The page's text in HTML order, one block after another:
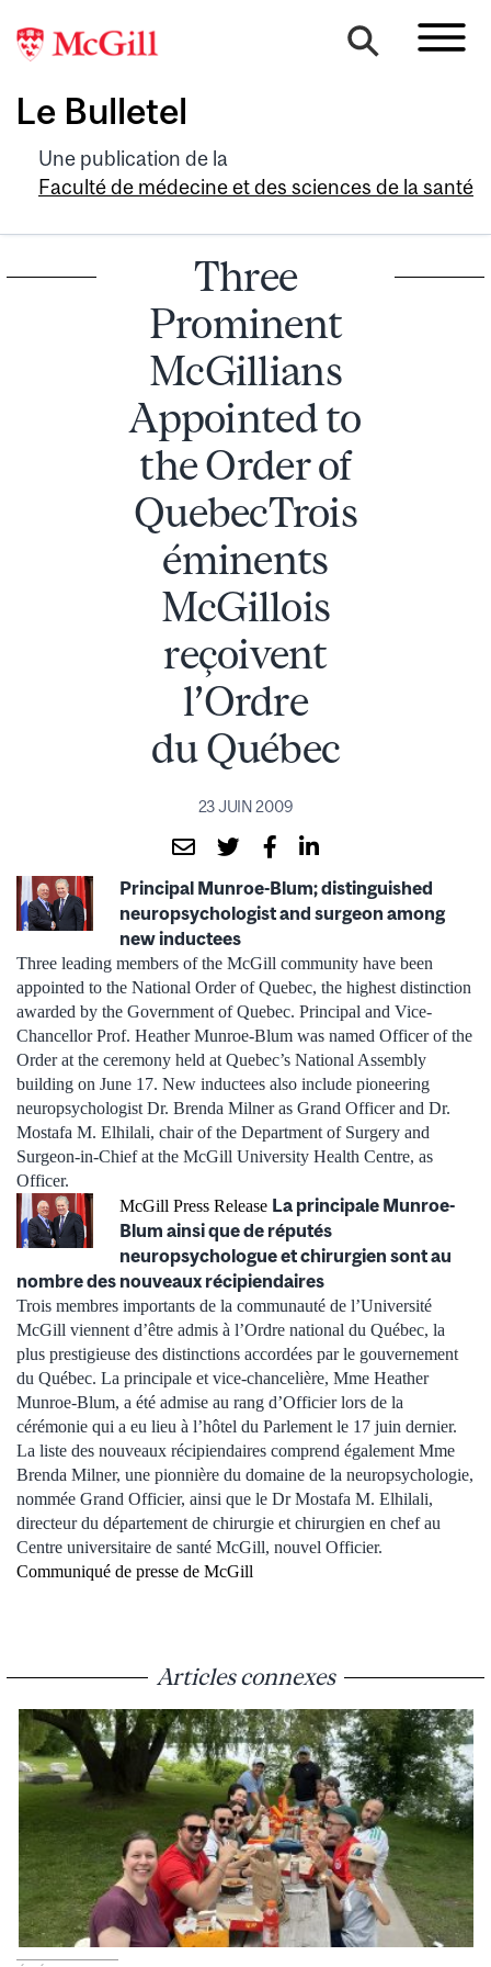
Le Bulletel
Une publication de la
Faculté de médecine et des sciences de la santé
Three
Prominent
McGillians
Appointed to
the Order of
QuebecTrois
éminents
McGillois
reçoivent
l’Ordre
du Québec
23 JUIN 2009
Principal Munroe-Blum; distinguished
neuropsychologist and surgeon among
new inductees
Three leading members of the McGill community have been
appointed to the National Order of Quebec, the highest distinction
awarded by the Government of Quebec. Principal and Vice-
Chancellor Prof. Heather Munroe-Blum was named Officer of the
Order at the ceremony held at Quebec’s National Assembly
building on June 17. New inductees also include pioneering
neuropsychologist Dr. Brenda Milner as Grand Officer and Dr.
Mostafa M. Elhilali, chair of the Department of Surgery and
Surgeon-in-Chief at the McGill University Health Centre, as
Officer.
McGill Press Release La principale Munroe-
Blum ainsi que de réputés
neuropsychologue et chirurgien sont au
nombre des nouveaux récipiendaires
Trois membres importants de la communauté de l’Université
McGill viennent d’être admis à l’Ordre national du Québec, la
plus prestigieuse des distinctions accordées par le gouvernement
du Québec. La principale et vice-chancelière, Mme Heather
Munroe-Blum, a été admise au rang d’Officier lors de la
cérémonie qui a eu lieu à l’hôtel du Parlement le 17 juin dernier.
La liste des nouveaux récipiendaires comprend également Mme
Brenda Milner, une pionnière du domaine de la neuropsychologie,
nommée Grand Officier, ainsi que le Dr Mostafa M. Elhilali,
directeur du département de chirurgie et chirurgien en chef au
Centre universitaire de santé McGill, nouvel Officier.
Communiqué de presse de McGill
Articles connexes